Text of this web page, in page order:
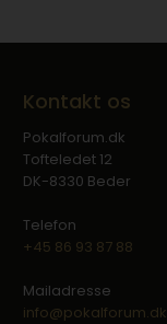
Kontakt os
Pokalforum.dk
Tofteledet 12
DK-8330 Beder
Telefon
+45 86 93 87 88
Mailadresse
info@pokalforum.dk